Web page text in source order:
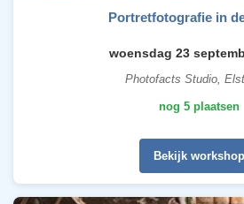
Portretfotografie in
woensdag 23
Photofacts Studio,
nog 5 plaatsen
Bekijk workshop